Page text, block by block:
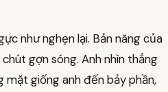
như nghẹn lại. Bản năng của
gợn sóng. Anh nhìn thẳng
mặt giống anh đến bảy phần,